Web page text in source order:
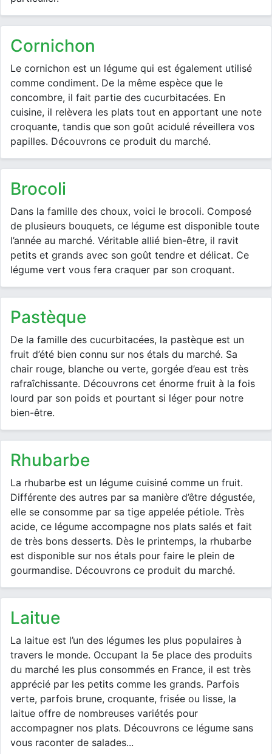
cornichon
Le cornichon est un légume qui est également utilisé
comme condiment. De la même espèce que le
concombre, il fait partie des cucurbitacées. En
cuisine, il relèvera les plats tout en apportant une note
croquante, tandis que son goût acidulé réveillera vos
papilles. Découvrons ce produit du marché.
brocoli
Dans la famille des choux, voici le brocoli. Composé
de plusieurs bouquets, ce légume est disponible toute
l’année au marché. Véritable allié bien-être, il ravit
petits et grands avec son goût tendre et délicat. Ce
légume vert vous fera craquer par son croquant.
pastèque
De la famille des cucurbitacées, la pastèque est un
fruit d’été bien connu sur nos étals du marché. Sa
chair rouge, blanche ou verte, gorgée d’eau est très
rafraîchissante. Découvrons cet énorme fruit à la fois
lourd par son poids et pourtant si léger pour notre
bien-être.
rhubarbe
La rhubarbe est un légume cuisiné comme un fruit.
Différente des autres par sa manière d’être dégustée,
elle se consomme par sa tige appelée pétiole. Très
acide, ce légume accompagne nos plats salés et fait
de très bons desserts. Dès le printemps, la rhubarbe
est disponible sur nos étals pour faire le plein de
gourmandise. Découvrons ce produit du marché.
laitue
La laitue est l’un des légumes les plus populaires à
travers le monde. Occupant la 5e place des produits
du marché les plus consommés en France, il est très
apprécié par les petits comme les grands. Parfois
verte, parfois brune, croquante, frisée ou lisse, la
laitue offre de nombreuses variétés pour
accompagner nos plats. Découvrons ce légume sans
vous raconter de salades...